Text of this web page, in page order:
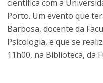
científica com a
Porto. Um evento que
Barbosa, docente da
Psicologia, e que se
11h00, na Biblioteca, da